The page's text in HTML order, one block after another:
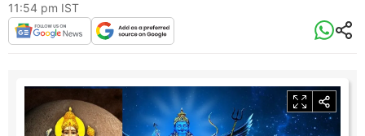
11:54 pm IST